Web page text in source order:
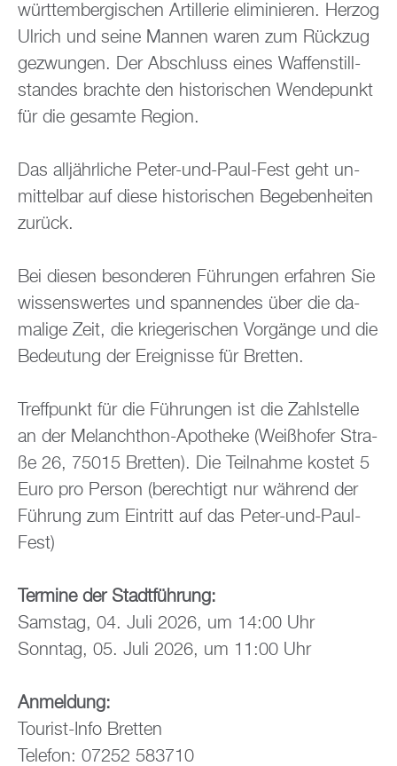
würt­tem­ber­gi­schen Ar­til­le­rie eli­mi­nie­ren. Her­zog
Ul­rich und seine Man­nen waren zum Rück­zug
ge­zwun­gen. Der Ab­schluss eines Waf­fen­still­
stan­des brach­te den his­to­ri­schen Wen­de­punkt
für die ge­sam­te Re­gi­on.
Das all­jähr­li­che Peter-und-Paul-Fest geht un­
mit­tel­bar auf diese his­to­ri­schen Be­ge­ben­hei­ten
zu­rück.
Bei die­sen be­son­de­ren Füh­run­gen er­fah­ren Sie
wis­sens­wer­tes und span­nen­des über die da­
ma­li­ge Zeit, die krie­ge­ri­schen Vor­gän­ge und die
Be­deu­tung der Er­eig­nis­se für Brett­en.
Treff­punkt für die Füh­run­gen ist die Zahl­stel­le
an der Me­lan­chthon-Apo­the­ke (Wei­ßho­fer Stra­
ße 26, 75015 Brett­en). Die Teil­nah­me kos­tet 5
Euro pro Per­son (be­rech­tigt nur wäh­rend der
Füh­rung zum Ein­tritt auf das Peter-und-Paul-
Fest)
Ter­mi­ne der Stadt­füh­rung:
Sams­tag, 04. Juli 2026, um 14:00 Uhr
Sonn­tag, 05. Juli 2026, um 11:00 Uhr
An­mel­dung:
Tou­rist-Info Brett­en
Te­le­fon: 07252 583710